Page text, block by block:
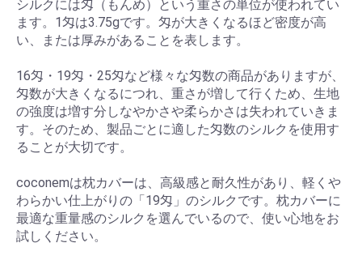
シルクには匁（もんめ）という重さの単位が使われてい
ます。1匁は3.75gです。匁が大きくなるほど密度が高
い、または厚みがあることを表します。
16匁・19匁・25匁など様々な匁数の商品がありますが、
匁数が大きくなるにつれ、重さが増して行くため、生地
の強度は増す分しなやかさや柔らかさは失われていきま
す。そのため、製品ごとに適した匁数のシルクを使用す
ることが大切です。
coconemは枕カバーは、高級感と耐久性があり、軽くや
わらかい仕上がりの「19匁」のシルクです。枕カバーに
最適な重量感のシルクを選んでいるので、使い心地をお
試しください。